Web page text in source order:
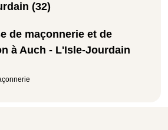
(32)
de maçonnerie et de
à Auch - L'Isle-Jourdain